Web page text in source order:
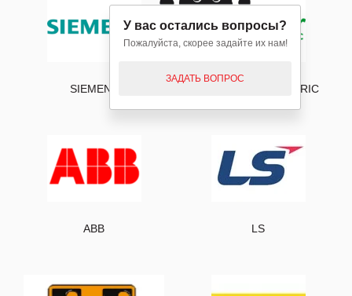
SIEMENS SCHNEIDER ELECTRIC
ABB LS
У вас остались вопросы?
Пожалуйста, скорее задайте их нам!
ЗАДАТЬ ВОПРОС